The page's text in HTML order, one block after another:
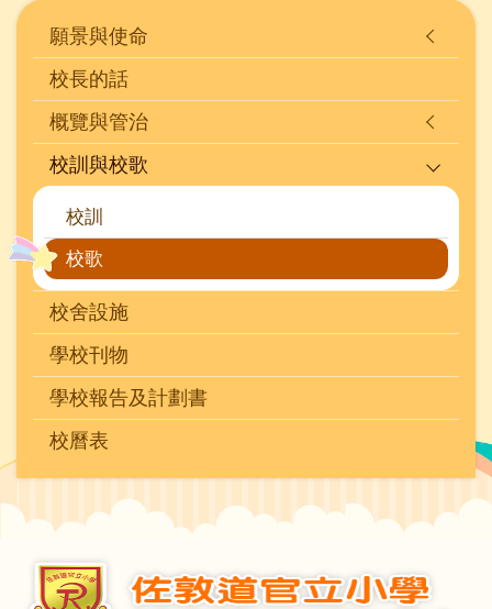
Main
navigation
願景與使命
校長的話
概覽與管治
校訓與校歌
校訓
校歌
校舍設施
學校刊物
學校報告及計劃書
校曆表